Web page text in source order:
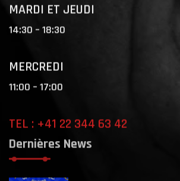
MARDI ET JEUDI
14:30 – 18:30
MERCREDI
11:00 – 17:00
TEL : +41 22 344 63 42
Dernières News